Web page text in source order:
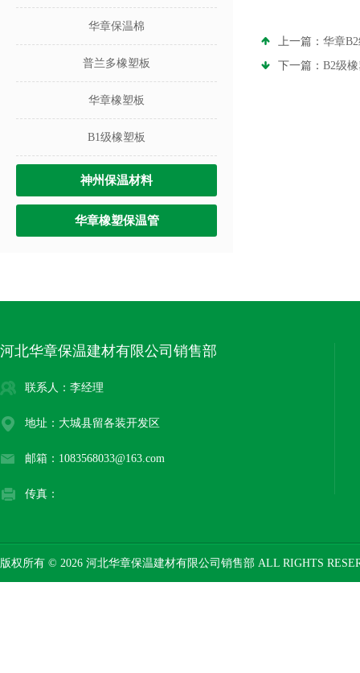
华章保温棉
普兰多橡塑板
华章橡塑板
B1级橡塑板
神州保温材料
华章橡塑保温管
上一篇： 华章
下一篇： B2级
河北华章保温建材有限公司销售部
联系人：李经理
地址：大城县留各装开发区
邮箱：1083568033@163.com
传真：
版权所有 © 2026 河北华章保温建材有限公司销售部 ALL RIGHTS